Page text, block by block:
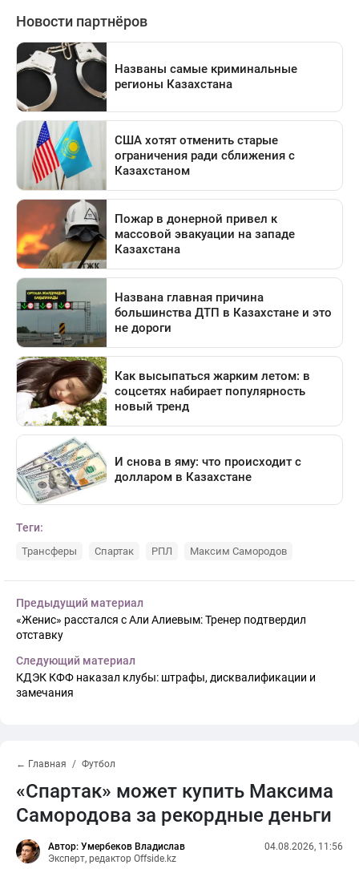
Теги:
Трансферы Спартак РПЛ Максим Самородов
Предыдущий материал
«Женис» расстался с Али Алиевым: Тренер подтвердил
отставку
Следующий материал
КДЭК КФФ наказал клубы: штрафы, дисквалификации и
замечания
← Главная Футбол
«Спартак» может купить Максима
Самородова за рекордные деньги
Автор: Умербеков Владислав
Эксперт, редактор Offside.kz
04.08.2026, 11:56